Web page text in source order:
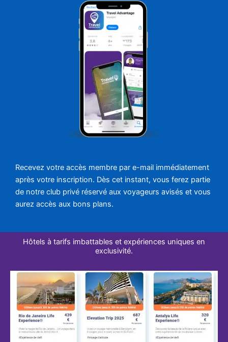
Recevez votre accès membre par e-mail immédiatement
après votre inscription. Dès cet instant, vous ferez partie
de notre club privé réservé aux voyageurs avisés et vous
aurez accès aux bons plans.
Hôtels à tarifs imbattables et expériences uniques en
exclusivité.